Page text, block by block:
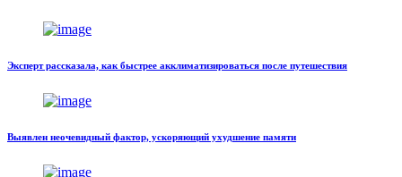
Эксперт рассказала, как быстрее акклиматизироваться после путешествия
Выявлен неочевидный фактор, ускоряющий ухудшение памяти